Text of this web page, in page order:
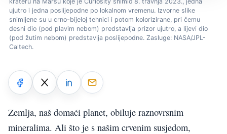
ujutro i jedna poslijepodne po lokalnom vremenu. Izvorne slike
snimljene su u crno-bijeloj tehnici i potom kolorizirane, pri čemu
desni dio (pod plavim nebom) predstavlja prizor ujutro, a lijevi dio
(pod žutim nebom) predstavlja poslijepodne. Zasluge: NASA/JPL-
Caltech.
Zemlja, naš domaći planet, obiluje raznovrsnim
mineralima. Ali što je s našim crvenim susjedom,